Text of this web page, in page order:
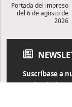
Portada del impreso
del 6 de agosto de
2026
Suscríbase a
Reciba